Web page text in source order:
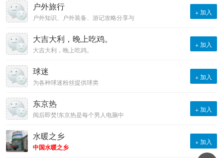
户外旅行
户外知识、户外装备、游记攻略分享与
+ 加入
大吉大利，晚上吃鸡。
大吉大利，晚上吃鸡。
+ 加入
球迷
为各种球迷粉丝提供球类
+ 加入
东京热
阅后即焚!东京热是每个男人电脑中
+ 加入
水暖之乡
中国水暖之乡
+ 加入